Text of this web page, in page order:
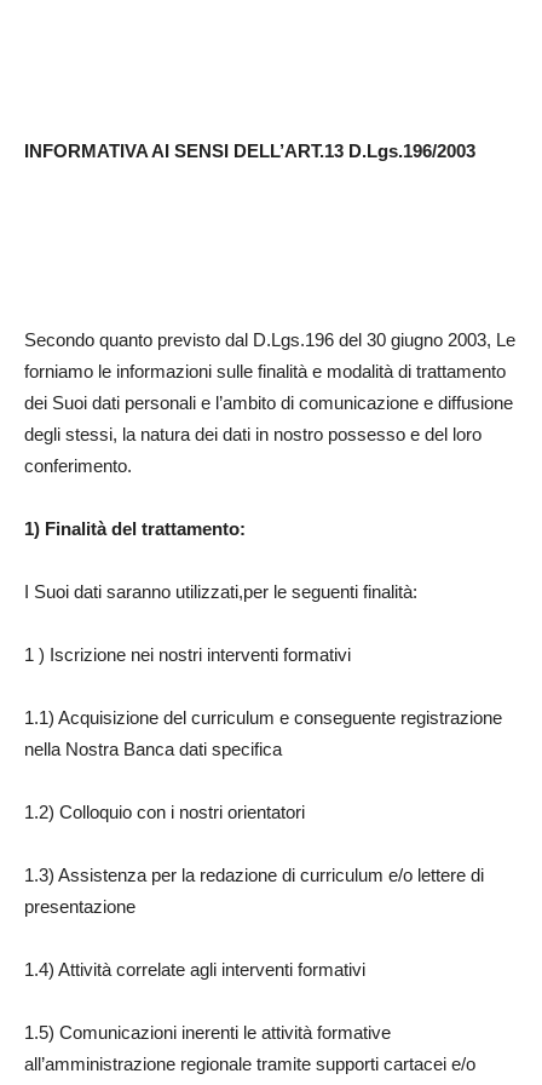
INFORMATIVA AI SENSI DELL’ART.13 D.Lgs.196/2003
Secondo quanto previsto dal D.Lgs.196 del 30 giugno 2003, Le
forniamo le informazioni sulle finalità e modalità di trattamento
dei Suoi dati personali e l’ambito di comunicazione e diffusione
degli stessi, la natura dei dati in nostro possesso e del loro
conferimento.
1) Finalità del trattamento:
I Suoi dati saranno utilizzati,per le seguenti finalità:
1 ) Iscrizione nei nostri interventi formativi
1.1) Acquisizione del curriculum e conseguente registrazione
nella Nostra Banca dati specifica
1.2) Colloquio con i nostri orientatori
1.3) Assistenza per la redazione di curriculum e/o lettere di
presentazione
1.4) Attività correlate agli interventi formativi
1.5) Comunicazioni inerenti le attività formative
all’amministrazione regionale tramite supporti cartacei e/o